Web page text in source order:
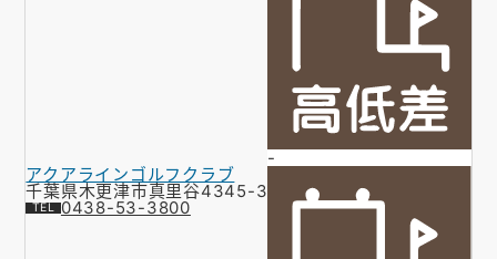
-
アクアラインゴルフクラブ
千葉県木更津市真里谷4345-3
0438-53-3800